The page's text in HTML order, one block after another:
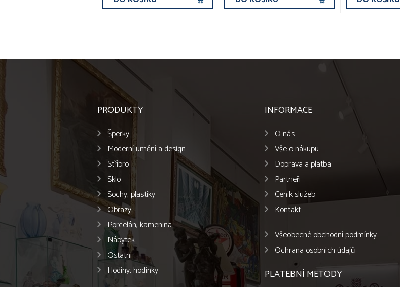
PRODUKTY
Šperky
Moderní umění a design
Stříbro
Sklo
Sochy, plastiky
Obrazy
Porcelán, kamenina
Nábytek
Ostatní
Hodiny, hodinky
INFORMACE
O nás
Vše o nákupu
Doprava a platba
Partneři
Ceník služeb
Kontakt
Všeobecné obchodní podmínky
Ochrana osobních údajů
PLATEBNÍ METODY